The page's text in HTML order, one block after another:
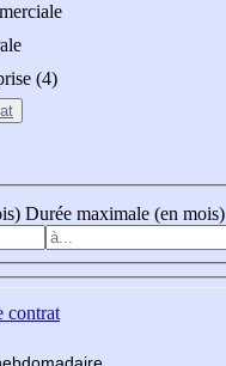
(4)
Durée maximale (en mois)
contrat
madaire